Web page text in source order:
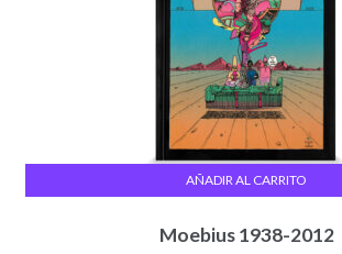
Moebius 1938-2012
AÑADIR AL CARRITO